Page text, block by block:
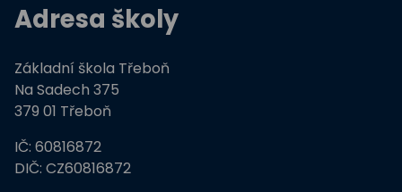
Adresa školy
Základní škola Třeboň
Na Sadech 375
379 01 Třeboň
IČ: 60816872
DIČ: CZ60816872